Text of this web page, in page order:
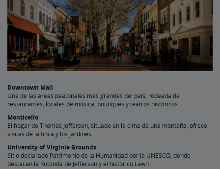
Downtown Mall
Una de las áreas peatonales más grandes del país, rodeada de
restaurantes, locales de música, boutiques y teatros históricos.
Monticello
El hogar de Thomas Jefferson, situado en la cima de una montaña, ofrece
visitas de la finca y los jardines.
University of Virginia Grounds
Sitio declarado Patrimonio de la Humanidad por la UNESCO, donde
destacan la Rotonda de Jefferson y el histórico Lawn.